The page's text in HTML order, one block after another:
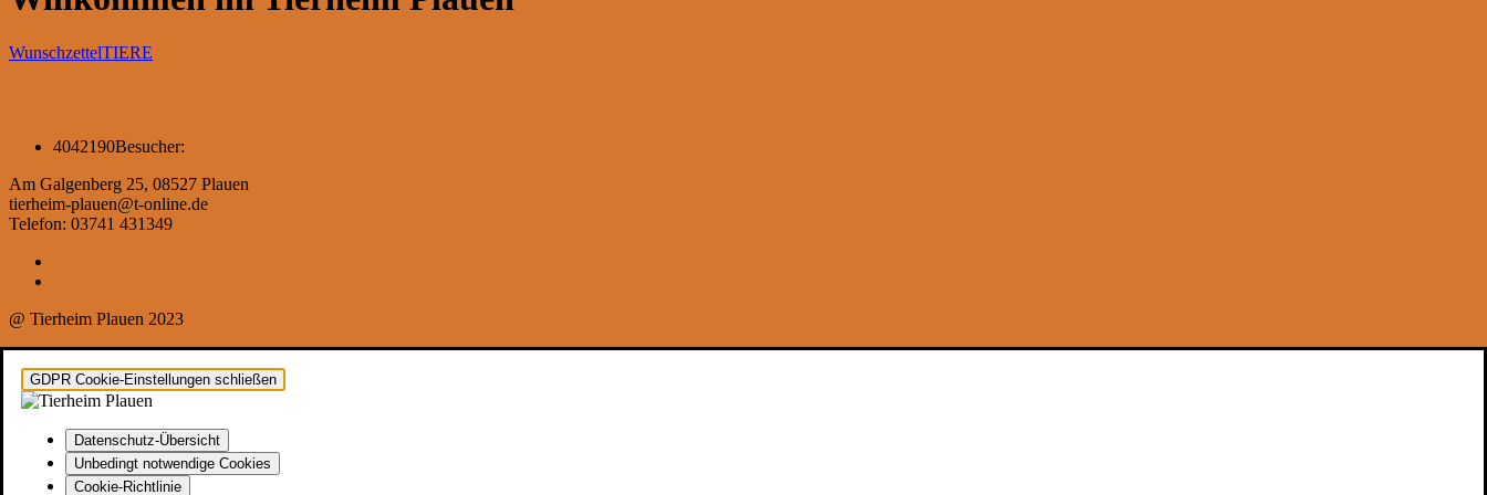
WunschzettelTIERE
4042190Besucher:
Am Galgenberg 25, 08527 Plauen
tierheim-plauen@t-online.de
Telefon: 03741 431349
@ Tierheim Plauen 2023
GDPR Cookie-Einstellungen schließen
Datenschutz-Übersicht
Unbedingt notwendige Cookies
Cookie-Richtlinie